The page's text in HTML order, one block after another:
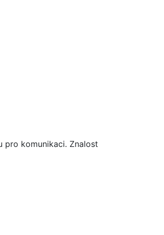
pro komunikaci. Znalost